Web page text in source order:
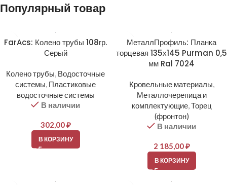
Популярный товар
FarAcs: Колено трубы 108гр.
Серый
Колено трубы, Водосточные
системы, Пластиковые
водосточные системы
В наличии
302,00₽
В КОРЗИНУ
МеталлПрофиль: Планка
торцевая 135х145 Purman 0,5
мм Ral 7024
Кровельные материалы,
Металлочерепица и
комплектующие,Торец
(фронтон)
В наличии
2 185,00₽
В КОРЗИНУ